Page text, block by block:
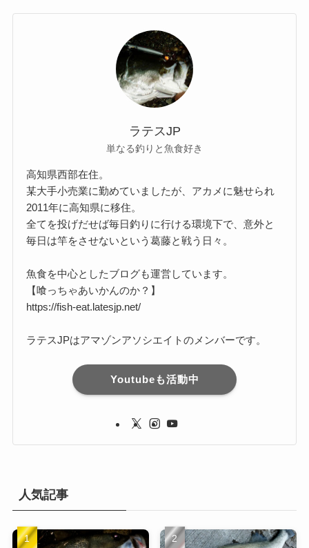
ラテスJP
単なる釣りと魚食好き
高知県西部在住。
某大手小売業に勤めていましたが、アカメに魅せられ
2011年に高知県に移住。
全てを投げだせば毎日釣りに行ける環境下で、意外と
毎日は竿をさせないという葛藤と戦う日々。
魚食を中心としたブログも運営しています。
【喰っちゃあいかんのか？】
https://fish-eat.latesjp.net/
ラテスJPはアマゾンアソシエイトのメンバーです。
Youtubeも活動中
人気記事